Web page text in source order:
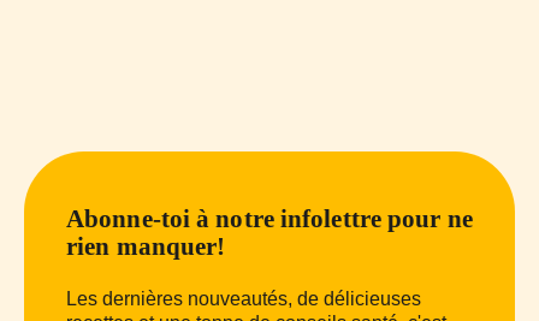
Abonne-toi à notre infolettre pour ne
rien manquer!
Les dernières nouveautés, de délicieuses